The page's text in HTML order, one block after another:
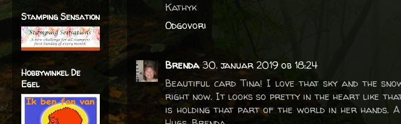
Kathyk
Odgovori
Brenda 30. januar 2019 ob 18:24
Beautiful card Tina! I love that sky and the
right now. It looks so pretty in the heart like
is holding that part of the world in her hands.
Stamping Sensation
Hobbywinkel De
Egel